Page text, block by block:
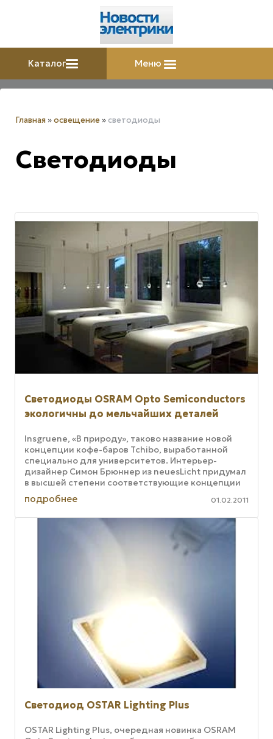
Каталог Меню
Главная »освещение »светодиоды
Светодиоды
Светодиоды OSRAM Opto Semiconductors
экологичны до мельчайших деталей
Insgruenе, «В природу», таково название новой
концепции кофе-баров Tchibo, выработанной
специально для университетов. Интерьер-
дизайнер Симон Брюннер из neuesLicht придумал
в высшей степени соответствующие концепции
подвесные светильники. Его ...
подробнее 01.02.2011
Светодиод OSTAR Lighting Plus
OSTAR Lighting Plus, очередная новинка OSRAM